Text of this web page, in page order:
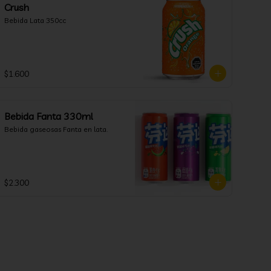
Crush
Bebida Lata 350cc
$1.600
Bebida Fanta 330ml
Bebida gaseosas Fanta en lata.
$2.300